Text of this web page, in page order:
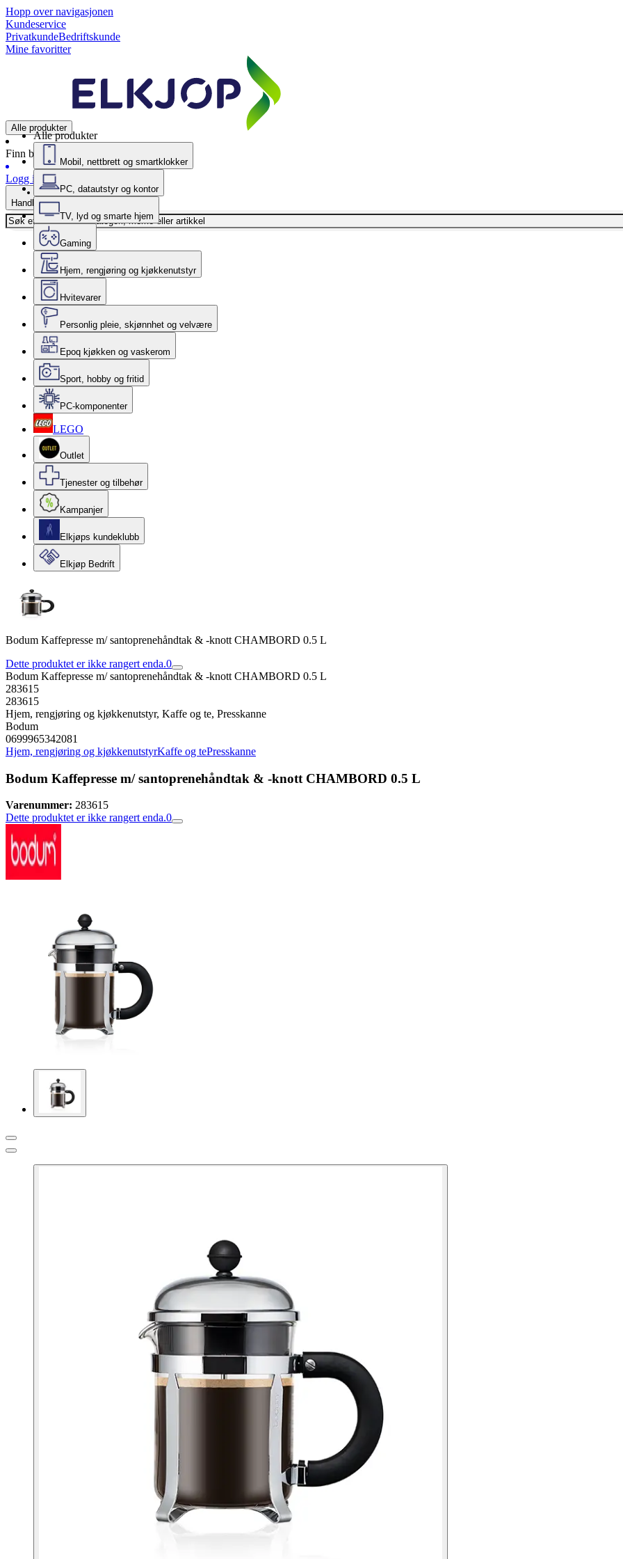
Hopp over navigasjonen
Kundeservice
PrivatkundeBedriftskunde
Mine favoritter
Alle produkter
Finn butikk
Logg inn
Handlekurv
Alle produkter
Mobil, nettbrett og smartklokker
PC, datautstyr og kontor
TV, lyd og smarte hjem
Gaming
Hjem, rengjøring og kjøkkenutstyr
Hvitevarer
Personlig pleie, skjønnhet og velvære
Epoq kjøkken og vaskerom
Sport, hobby og fritid
PC-komponenter
LEGO
Outlet
Tjenester og tilbehør
Kampanjer
Elkjøps kundeklubb
Elkjøp Bedrift
Bodum Kaffepresse m/ santoprenehåndtak & -knott CHAMBORD 0.5 L
Dette produktet er ikke rangert enda.0
Bodum Kaffepresse m/ santoprenehåndtak & -knott CHAMBORD 0.5 L
283615
283615
Hjem, rengjøring og kjøkkenutstyr, Kaffe og te, Presskanne
Bodum
0699965342081
Hjem, rengjøring og kjøkkenutstyrKaffe og tePresskanne
Bodum Kaffepresse m/ santoprenehåndtak & -knott CHAMBORD 0.5 L
Varenummer: 283615
Dette produktet er ikke rangert enda.0